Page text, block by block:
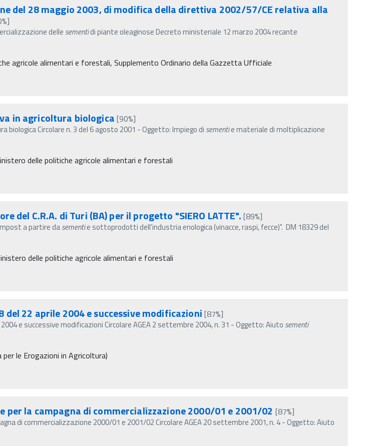
del 28 maggio 2003, di modifica della direttiva 2002/57/CE relativa alla
delle sementidi piante oleaginose Decreto ministeriale 12 marzo 2004 recante
agricole alimentari e forestali, Supplemento Ordinario della Gazzetta Ufficiale
in agricoltura biologica [90%]
Circolare n. 3 del 6 agosto 2001 - Oggetto: Impiego di sementie materiale di moltiplicazione
delle politiche agricole alimentari e forestali
del C.R.A. di Turi (BA) per il progetto "SIERO LATTE". [89%]
a partire dasementie sottoprodotti dell'industria enologica (vinacce, raspi, fecce)". DM 18329 del
delle politiche agricole alimentari e forestali
22 aprile 2004 e successive modificazioni [87%]
e successive modificazioni Circolare AGEA 2 settembre 2004, n. 31 - Oggetto: Aiuto sementi
per le Erogazioni in Agricoltura)
la campagna di commercializzazione 2000/01 e 2001/02 [87%]
di commercializzazione 2000/01 e 2001/02 Circolare AGEA 20 settembre 2001, n. 4 - Oggetto: Aiuto